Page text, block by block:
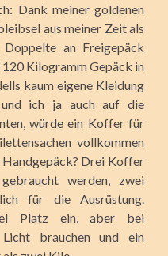
Dank meiner goldenen
aus meiner Zeit als
an Freigepäck
Kilogramm Gepäck in
kaum eigene Kleidung
ich ja auch auf die
würde ein Koffer für
vollkommen
Handgepäck? Drei Koffer
werden, zwei
für die Ausrüstung.
Platz ein, aber bei
Licht brauchen und ein